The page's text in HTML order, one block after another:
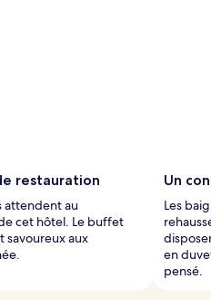
restauration
attendent au
cet hôtel. Le buffet
aux
Un
Les
en
pensé.